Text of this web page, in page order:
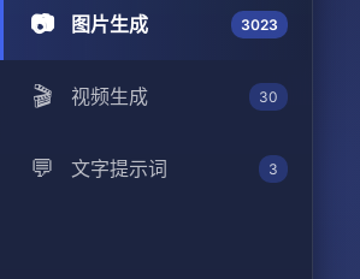
📷 图片生成 3023
🎬 视频生成 30
💬 文字提示词 3